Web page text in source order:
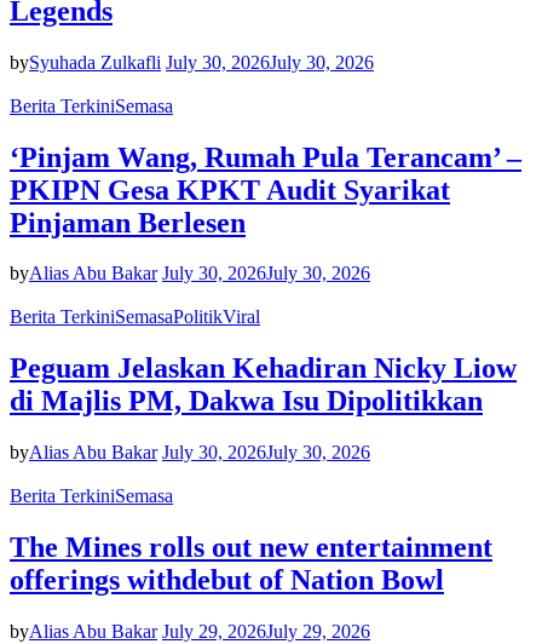
Legends
bySyuhada Zulkafli July 30, 2026July 30, 2026
Berita TerkiniSemasa
‘Pinjam Wang, Rumah Pula Terancam’ –
PKIPN Gesa KPKT Audit Syarikat
Pinjaman Berlesen
byAlias Abu Bakar July 30, 2026July 30, 2026
Berita TerkiniSemasaPolitikViral
Peguam Jelaskan Kehadiran Nicky Liow
di Majlis PM, Dakwa Isu Dipolitikkan
byAlias Abu Bakar July 30, 2026July 30, 2026
Berita TerkiniSemasa
The Mines rolls out new entertainment
offerings withdebut of Nation Bowl
byAlias Abu Bakar July 29, 2026July 29, 2026